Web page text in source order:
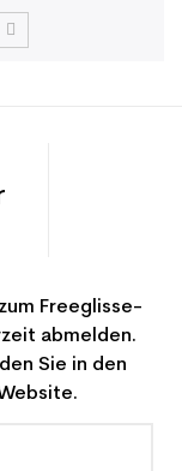
Freeglisse-
abmelden.
Sie in den